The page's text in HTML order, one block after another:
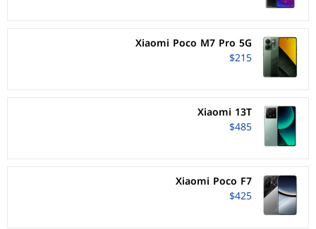
Xiaomi Poco M7 Pro 5G
$215
Xiaomi 13T
$485
Xiaomi Poco F7
$425